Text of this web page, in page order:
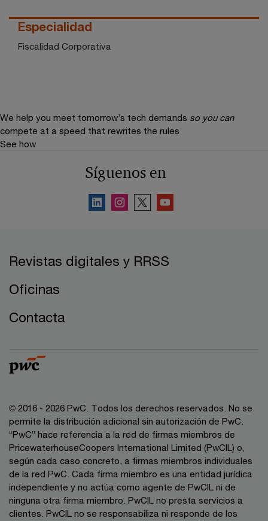
Especialidad
Fiscalidad Corporativa
We help you meet tomorrow’s tech demands so you can
compete at a speed that rewrites the rules
See how
Síguenos en
Revistas digitales y RRSS
Oficinas
Contacta
© 2016 - 2026 PwC. Todos los derechos reservados. No se
permite la distribución adicional sin autorización de PwC.
“PwC” hace referencia a la red de firmas miembros de
PricewaterhouseCoopers International Limited (PwCIL) o,
según cada caso concreto, a firmas miembros individuales
de la red PwC. Cada firma miembro es una entidad jurídica
independiente y no actúa como agente de PwCIL ni de
ninguna otra firma miembro. PwCIL no presta servicios a
clientes. PwCIL no se responsabiliza ni responde de los